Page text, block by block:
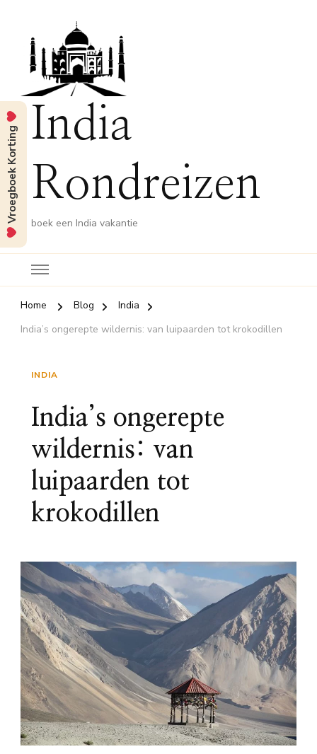
India
Rondreizen
boek een India vakantie
Home Blog
India
India’s ongerepte wildernis: van luipaarden tot krokodillen
INDIA
India’s ongerepte
wildernis: van
luipaarden tot
krokodillen
Vroegboek Korting